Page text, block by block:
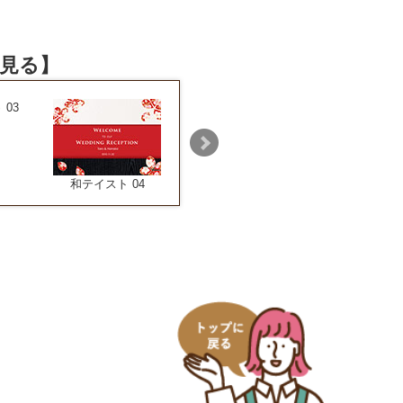
る】
03
和テイスト 04